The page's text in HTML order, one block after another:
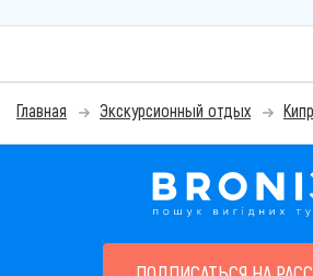
Главная Экскурсионный отдых Кипр